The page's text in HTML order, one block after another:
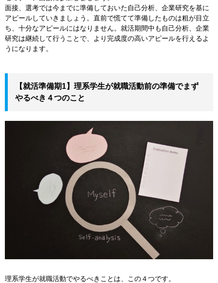
面接、選考では今までに準備しておいた自己分析、企業研究を基に
アピールしていきましょう。直前で慌てて準備したものは粗が目立
ち、十分なアピールにはなりません。就活期間中も自己分析、企業
研究は継続して行うことで、より完成度の高いアピールを行えるよ
うになります。
【就活準備期1】理系学生が就職活動前の準備でまず
やるべき４つのこと
理系学生が就職活動でやるべきことは、この４つです。